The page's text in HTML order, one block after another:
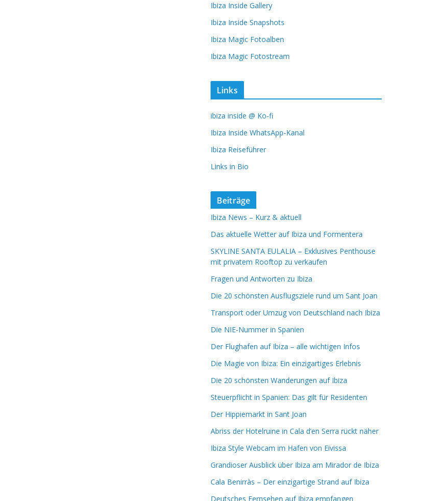
Ibiza Inside Gallery
Ibiza Inside Snapshots
Ibiza Magic Fotoalben
Ibiza Magic Fotostream
Links
ibiza inside @ Ko-fi
Ibiza Inside WhatsApp-Kanal
Ibiza Reiseführer
Links in Bio
Beiträge
Ibiza News – Kurz & aktuell
Das aktuelle Wetter auf Ibiza und Formentera
SKYLINE SANTA EULALIA – Exklusives Penthouse
mit privatem Rooftop zu verkaufen
Fragen und Antworten zu Ibiza
Die 20 schönsten Ausflugsziele rund um Sant Joan
Transport oder Umzug von Deutschland nach Ibiza
Die NIE-Nummer in Spanien
Der Flughafen auf Ibiza – alle wichtigen Infos
Die Magie von Ibiza: Ein einzigartiges Erlebnis
Die 20 schönsten Wanderungen auf Ibiza
Steuerpflicht in Spanien: Das gilt für Residenten
Der Hippiemarkt in Sant Joan
Abriss der Hotelruine in Cala d’en Serra rückt näher
Ibiza Style Webcam im Hafen von Eivissa
Grandioser Ausblick über Ibiza am Mirador de Ibiza
Cala Benirràs – Der einzigartige Strand auf Ibiza
Deutsches Fernsehen auf Ibiza empfangen